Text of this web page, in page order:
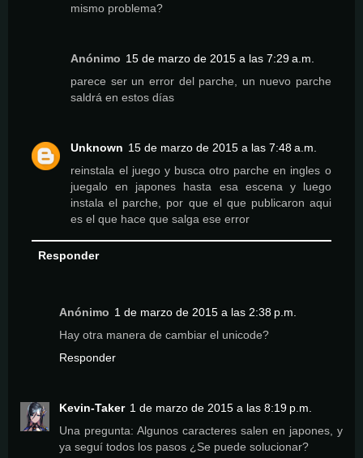
mismo problema?
Anónimo 15 de marzo de 2015 a las 7:29 a.m.
parece ser un error del parche, un nuevo parche
saldrá en estos días
Unknown 15 de marzo de 2015 a las 7:48 a.m.
reinstala el juego y busca otro parche en ingles o
juegalo en japones hasta esa escena y luego
instala el parche, por que el que publicaron aqui
es el que hace que salga ese error
Responder
Anónimo 1 de marzo de 2015 a las 2:38 p.m.
Hay otra manera de cambiar el unicode?
Responder
Kevin-Taker 1 de marzo de 2015 a las 8:19 p.m.
Una pregunta: Algunos caracteres salen en japones, y
ya seguí todos los pasos ¿Se puede solucionar?